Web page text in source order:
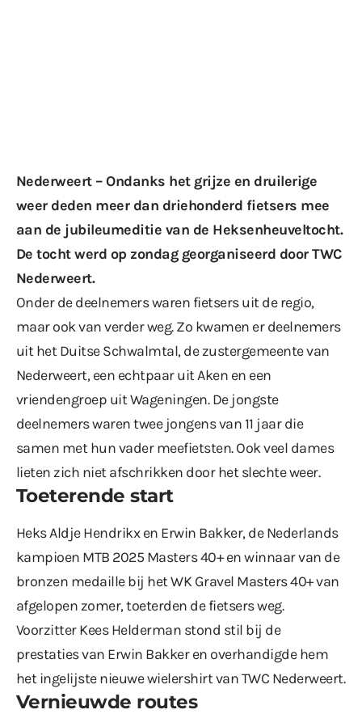
Nederweert – Ondanks het grijze en druilerige
weer deden meer dan driehonderd fietsers mee
aan de jubileumeditie van de Heksenheuveltocht.
De tocht werd op zondag georganiseerd door TWC
Nederweert.
Onder de deelnemers waren fietsers uit de regio,
maar ook van verder weg. Zo kwamen er deelnemers
uit het Duitse Schwalmtal, de zustergemeente van
Nederweert, een echtpaar uit Aken en een
vriendengroep uit Wageningen. De jongste
deelnemers waren twee jongens van 11 jaar die
samen met hun vader meefietsten. Ook veel dames
lieten zich niet afschrikken door het slechte weer.
Toeterende start
Heks Aldje Hendrikx en Erwin Bakker, de Nederlands
kampioen MTB 2025 Masters 40+ en winnaar van de
bronzen medaille bij het WK Gravel Masters 40+ van
afgelopen zomer, toeterden de fietsers weg.
Voorzitter Kees Helderman stond stil bij de
prestaties van Erwin Bakker en overhandigde hem
het ingelijste nieuwe wielershirt van TWC Nederweert.
Vernieuwde routes